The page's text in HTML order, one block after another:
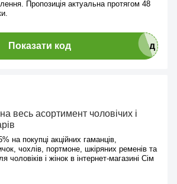
Пропозиція актуальна протягом 48
Показати код
весь асортимент чоловічих і
на покупці акційних гаманців,
чохлів, портмоне, шкіряних ременів та
чоловіків і жінок в інтернет-магазині Сім